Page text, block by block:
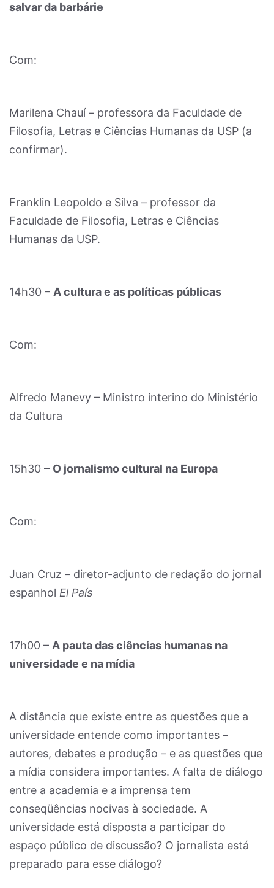
salvar da barbárie
Com:
Marilena Chauí – professora da Faculdade de
Filosofia, Letras e Ciências Humanas da USP (a
confirmar).
Franklin Leopoldo e Silva – professor da
Faculdade de Filosofia, Letras e Ciências
Humanas da USP.
14h30 – A cultura e as políticas públicas
Com:
Alfredo Manevy – Ministro interino do Ministério
da Cultura
15h30 – O jornalismo cultural na Europa
Com:
Juan Cruz – diretor-adjunto de redação do jornal
espanhol El País
17h00 – A pauta das ciências humanas na
universidade e na mídia
A distância que existe entre as questões que a
universidade entende como importantes –
autores, debates e produção – e as questões que
a mídia considera importantes. A falta de diálogo
entre a academia e a imprensa tem
conseqüências nocivas à sociedade. A
universidade está disposta a participar do
espaço público de discussão? O jornalista está
preparado para esse diálogo?